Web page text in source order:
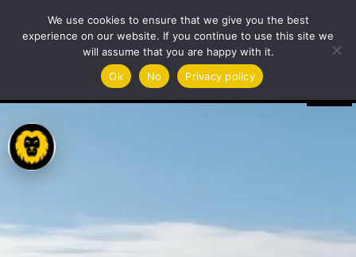
We use cookies to ensure that we give you the best
experience on our website. If you continue to use this site we
will assume that you are happy with it.
Ok
No Privacy policy